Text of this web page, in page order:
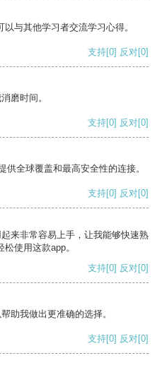
与其他学习者交流学习心得。
支持[0] 反对[0]
磨时间。
支持[0] 反对[0]
全球覆盖和最高安全性的连接。
支持[0] 反对[0]
来非常容易上手，让我能够快速熟
使用这款app。
支持[0] 反对[0]
助我做出更准确的选择。
支持[0] 反对[0]